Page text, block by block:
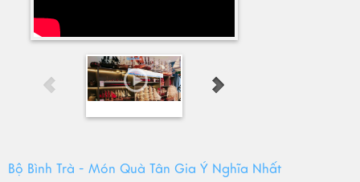
Bộ Bình Trà - Món Quà Tân Gia Ý Nghĩa Nhất